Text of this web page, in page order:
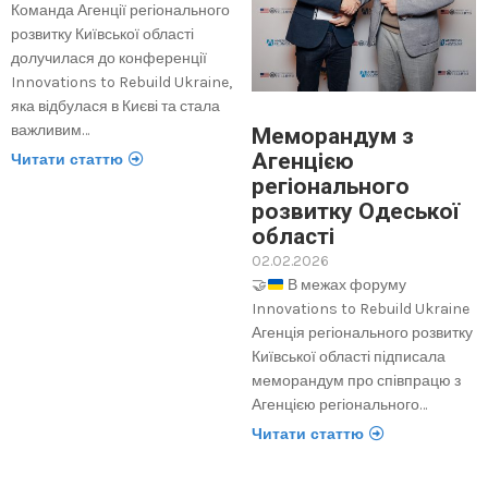
Команда Агенції регіонального
розвитку Київської області
долучилася до конференції
Innovations to Rebuild Ukraine,
яка відбулася в Києві та стала
важливим…
Читати статтю
Меморандум з
Агенцією
регіонального
розвитку Одеської
області
02.02.2026
🤝
В межах форуму
Innovations to Rebuild Ukraine
Агенція регіонального розвитку
Київської області підписала
меморандум про співпрацю з
Агенцією регіонального…
Читати статтю